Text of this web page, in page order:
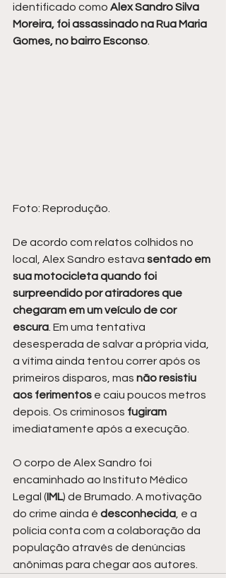
identificado como Alex Sandro Silva
Moreira, foi assassinado na Rua Maria
Gomes, no bairro Esconso
Foto: Reprodução.
De acordo com relatos colhidos no
local, Alex Sandro estava sentado em
sua motocicleta quando foi
surpreendido por atiradores que
chegaram em um veículo de cor
escura. Em uma tentativa
desesperada de salvar a própria vida,
a vítima ainda tentou correr após os
primeiros disparos, mas não resistiu
aos ferimentos e caiu poucos metros
depois. Os criminosos fugiram
imediatamente após a execução.
O corpo de Alex Sandro foi
encaminhado ao Instituto Médico
Legal (IML) de Brumado. A motivação
do crime ainda é desconhecida, e a
polícia conta com a colaboração da
população através de denúncias
anônimas para chegar aos autores.